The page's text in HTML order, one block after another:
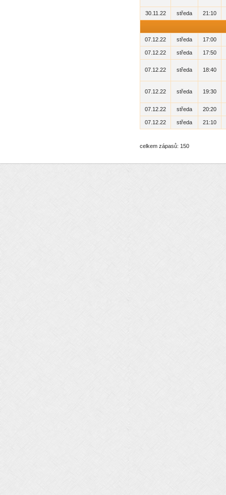
30.11.22 středa 21:10
07.12.22 středa 17:00
07.12.22 středa 17:50
07.12.22 středa 18:40
07.12.22 středa 19:30
07.12.22 středa 20:20
07.12.22 středa 21:10
celkem zápasů: 150